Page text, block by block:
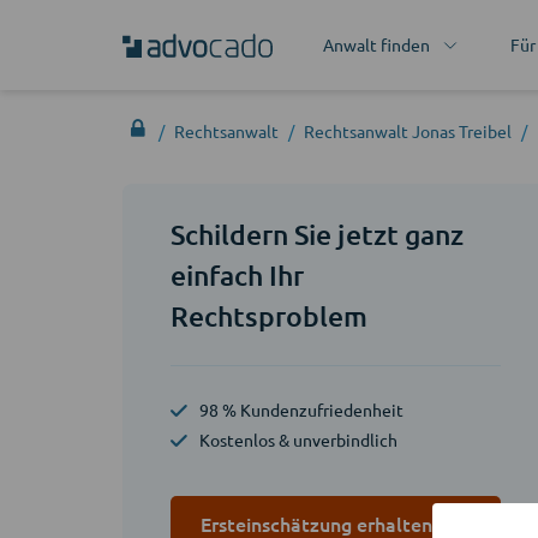
Anwalt finden
Rechtsanwalt Rechtsanwalt Jonas Treibel
Schildern Sie jetzt ganz
einfach Ihr
Rechtsproblem
98 % Kundenzufriedenheit
Kostenlos & unverbindlich
Ersteinschätzung erhalten